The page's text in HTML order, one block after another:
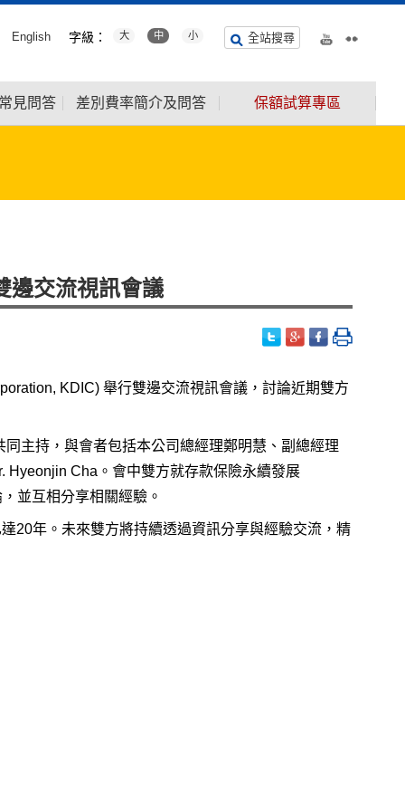
English 字級： 大 中 小 全站搜尋
見問答 差別費率簡介及問答 保額試算專區
邊交流視訊會議
KDIC) 舉行雙邊交流視訊會議，討論近期雙方
主持，與會者包括本公司總經理鄭明慧、副總經理
Hyeonjin Cha。會中雙方就存款保險永續發展
並互相分享相關經驗。
20年。未來雙方將持續透過資訊分享與經驗交流，精